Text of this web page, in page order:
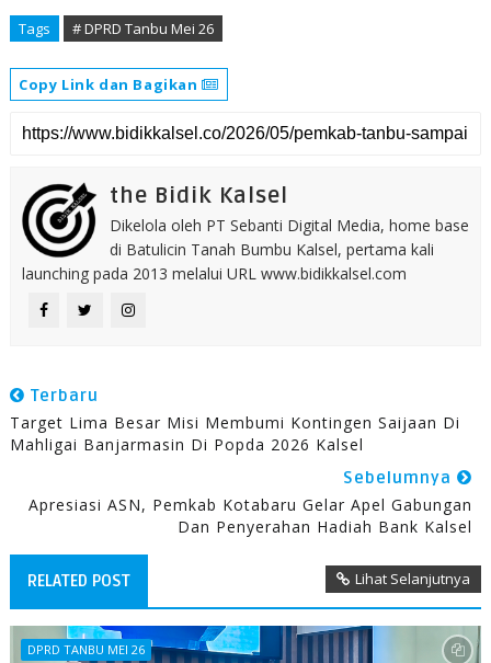
Tags # DPRD Tanbu Mei 26
Copy Link dan Bagikan
the Bidik Kalsel
Dikelola oleh PT Sebanti Digital Media, home base
di Batulicin Tanah Bumbu Kalsel, pertama kali
launching pada 2013 melalui URL www.bidikkalsel.com
Terbaru
Target Lima Besar Misi Membumi Kontingen Saijaan Di
Mahligai Banjarmasin Di Popda 2026 Kalsel
Sebelumnya
Apresiasi ASN, Pemkab Kotabaru Gelar Apel Gabungan
Dan Penyerahan Hadiah Bank Kalsel
RELATED POST Lihat Selanjutnya
DPRD TANBU MEI 26